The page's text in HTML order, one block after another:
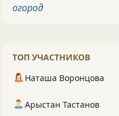
огород
ТОП УЧАСТНИКОВ
Наташа Воронцова
Арыстан Тастанов